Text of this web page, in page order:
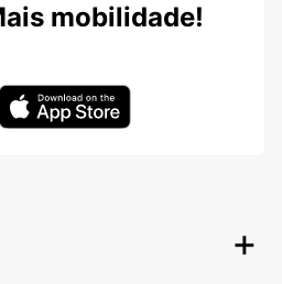
mobilidade!